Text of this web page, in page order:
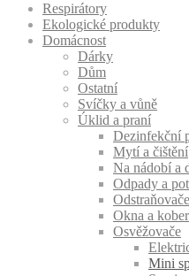
Respirátory
Ekologické produkty
Domácnost
Dárky
Dům
Ostatní
Svíčky a vůně
Úklid a praní
Dezinfekční
Mytí a čištění
Na nádobí a
Odpady a
Okna a
Osvěžovače
Mini